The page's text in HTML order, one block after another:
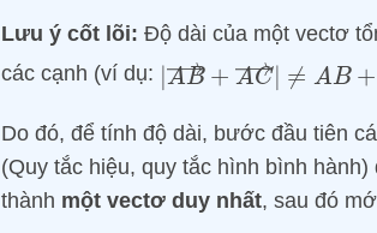
Lưu ý cốt lõi: Độ dài của một vectơ
các cạnh (ví dụ: |AB→+AC→| A B +A
Do đó, để tính độ dài, bước đầu tiên
(Quy tắc hiệu, quy tắc hình bình
thành một vectơ duy nhất, sau đó